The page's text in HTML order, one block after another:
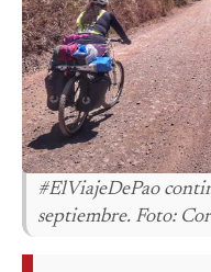
#ElViajeDePao
septiembre. Foto: